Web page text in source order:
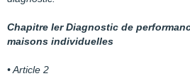
Chapitre Ier Diagnostic de
maisons individuelles
• Article 2